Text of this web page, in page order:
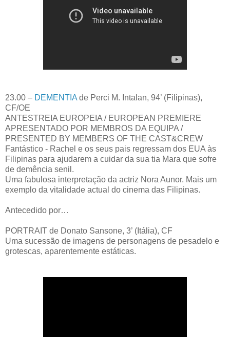
23.00 – DEMENTIA de Perci M. Intalan, 94’ (Filipinas),
CF/OE
ANTESTREIA EUROPEIA / EUROPEAN PREMIERE
APRESENTADO POR MEMBROS DA EQUIPA /
PRESENTED BY MEMBERS OF THE CAST&CREW
Fantástico - Rachel e os seus pais regressam dos EUA às
Filipinas para ajudarem a cuidar da sua tia Mara que sofre
de demência senil.
Uma fabulosa interpretação da actriz Nora Aunor. Mais um
exemplo da vitalidade actual do cinema das Filipinas.
Antecedido por…
PORTRAIT de Donato Sansone, 3’ (Itália), CF
Uma sucessão de imagens de personagens de pesadelo e
grotescas, aparentemente estáticas.